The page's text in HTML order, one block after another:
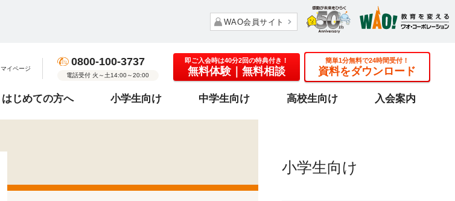
WAO会員サイト
マイページ
0800-100-3737
電話受付 火～土14:00～20:00
即ご入会時は40分2回の特典付き！
無料体験 ｜無料相談
簡単1分無料で24時間受付！
資料をダウンロード
はじめての方へ 小学生向け 中学生向け 高校生向け 入会案内
小学生向け